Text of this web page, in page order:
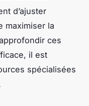
d’ajuster
maximiser la
ces
il est
spécialisées